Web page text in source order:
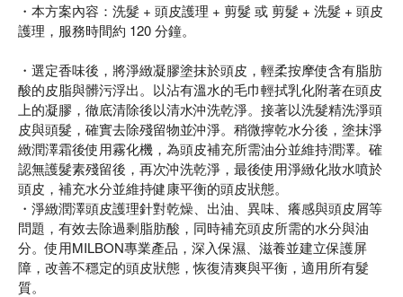
・本方案內容：洗髮 + 頭皮護理 + 剪髮 或 剪髮 + 洗髮 + 頭皮
護理，服務時間約 120 分鐘。
・選定香味後，將淨緻凝膠塗抹於頭皮，輕柔按摩使含有脂肪
酸的皮脂與髒污浮出。以沾有溫水的毛巾輕拭乳化附著在頭皮
上的凝膠，徹底清除後以清水沖洗乾淨。接著以洗髮精洗淨頭
皮與頭髮，確實去除殘留物並沖淨。稍微擰乾水分後，塗抹淨
緻潤澤霜後使用霧化機，為頭皮補充所需油分並維持潤澤。確
認無護髮素殘留後，再次沖洗乾淨，最後使用淨緻化妝水噴於
頭皮，補充水分並維持健康平衡的頭皮狀態。
・淨緻潤澤頭皮護理針對乾燥、出油、異味、癢感與頭皮屑等
問題，有效去除過剩脂肪酸，同時補充頭皮所需的水分與油
分。使用MILBON專業產品，深入保濕、滋養並建立保護屏
障，改善不穩定的頭皮狀態，恢復清爽與平衡，適用所有髮
質。